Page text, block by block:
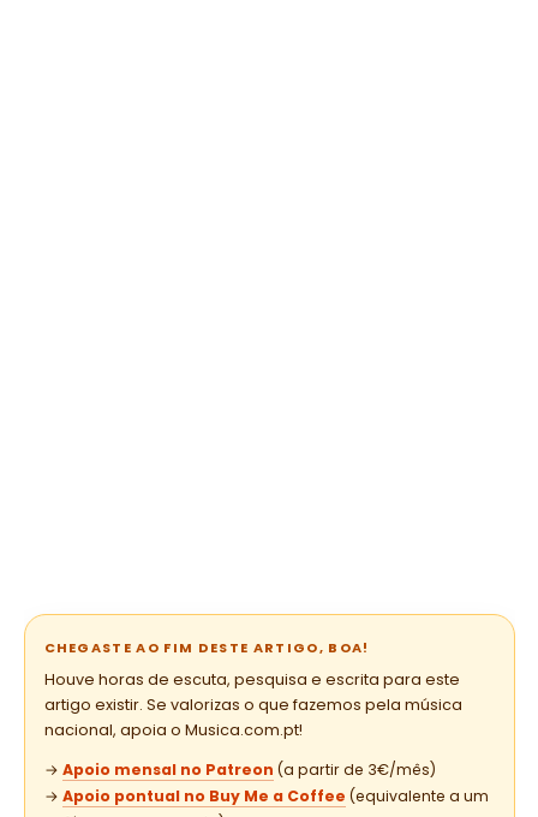
CHEGASTE AO FIM DESTE ARTIGO, BOA!
Houve horas de escuta, pesquisa e escrita para este
artigo existir. Se valorizas o que fazemos pela música
nacional, apoia o Musica.com.pt!
→ Apoio mensal no Patreon (a partir de 3€/mês)
→ Apoio pontual no Buy Me a Coffee (equivalente a um